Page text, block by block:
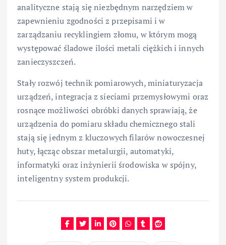
analityczne stają się niezbędnym narzędziem w
zapewnieniu zgodności z przepisami i w
zarządzaniu recyklingiem złomu, w którym mogą
występować śladowe ilości metali ciężkich i innych
zanieczyszczeń.
Stały rozwój technik pomiarowych, miniaturyzacja
urządzeń, integracja z sieciami przemysłowymi oraz
rosnące możliwości obróbki danych sprawiają, że
urządzenia do pomiaru składu chemicznego stali
stają się jednym z kluczowych filarów nowoczesnej
huty, łącząc obszar metalurgii, automatyki,
informatyki oraz inżynierii środowiska w spójny,
inteligentny system produkcji.